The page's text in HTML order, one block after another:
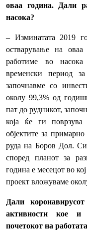
оваа година. Дали
насока?
– Изминатата 2019
остварување на
работиме во
временски период
започнавме со
околу 99,3% од
пат до рудникот,
која ќе ги
објектите за
руда на Боров Дол.
според планот за
година е месецот во
проект вложуваме
Дали
активности кое и
почетокот на